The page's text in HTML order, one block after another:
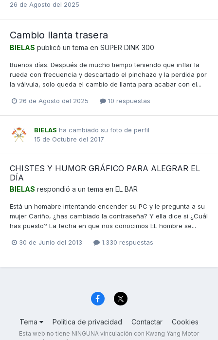
26 de Agosto del 2025
Cambio llanta trasera
BIELAS publicó un tema en SUPER DINK 300
Buenos días. Después de mucho tiempo teniendo que inflar la
rueda con frecuencia y descartado el pinchazo y la perdida por
la válvula, solo queda el cambio de llanta para acabar con el...
26 de Agosto del 2025 10 respuestas
BIELAS ha cambiado su foto de perfil
15 de Octubre del 2017
CHISTES Y HUMOR GRÁFICO PARA ALEGRAR EL
DÍA
BIELAS respondió a un tema en EL BAR
Está un homabre intentando encender su PC y le pregunta a su
mujer Cariño, ¿has cambiado la contraseña? Y ella dice si ¿Cuál
has puesto? La fecha en que nos conocimos EL hombre se...
30 de Junio del 2013 1.330 respuestas
Tema Política de privacidad Contactar Cookies
Esta web no tiene NINGUNA vinculación con Kwang Yang Motor